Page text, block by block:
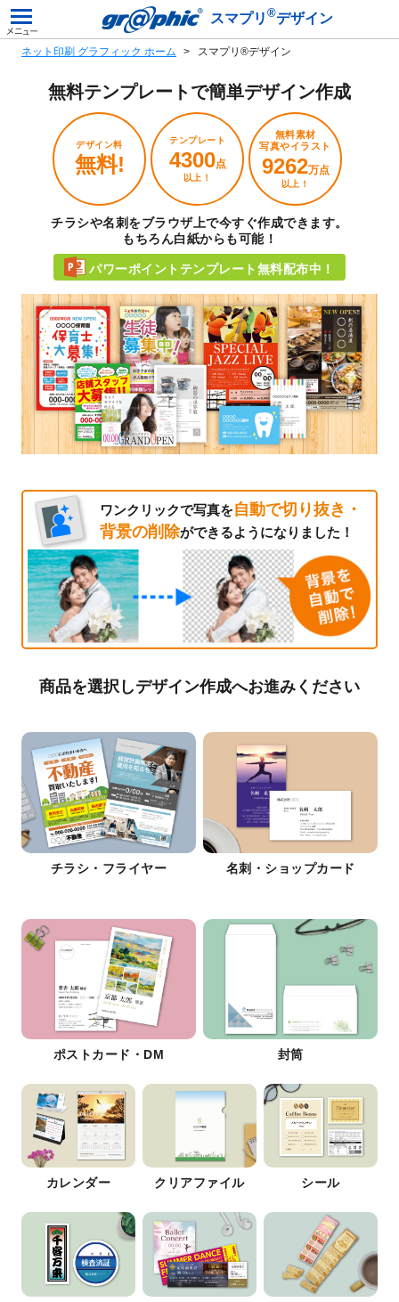
スマプリ ®デザイン
ネット印刷 グラフィック ホーム スマプリ®デザイン
無料テンプレートで簡単デザイン作成
デザイン料
無料!
テンプレート
4300点
以上！
無料素材
写真やイラスト
9262万点
以上！
チラシや名刺をブラウザ上で今すぐ作成できます。
もちろん白紙からも可能！
パワーポイントテンプレート無料配布中！
ワンクリックで写真を自動で切り抜き・
背景の削除ができるようになりました！
商品を選択しデザイン作成へお進みください
チラシ・フライヤー 名刺・ショップカード
ポストカード・DM 封筒
カレンダー クリアファイル シール